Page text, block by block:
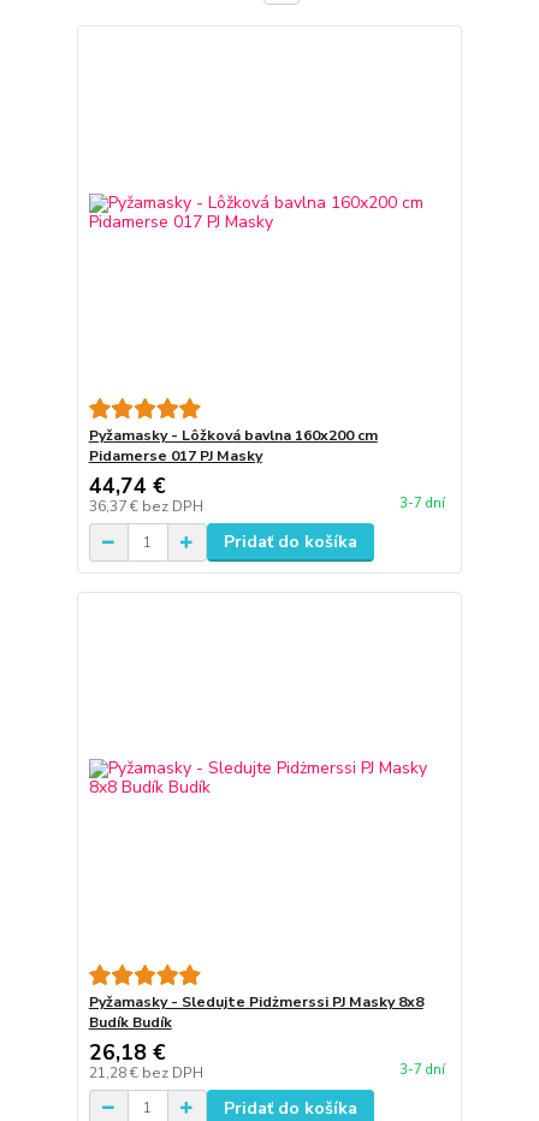
Pyžamasky - Lôžková bavlna 160x200 cm
Pidamerse 017 PJ Masky
44,74 €
36,37 € bez DPH 3-7 dní
Pridať do košíka
Pyžamasky - Sledujte Pidżmerssi PJ Masky 8x8
Budík Budík
26,18 €
21,28 € bez DPH 3-7 dní
Pridať do košíka